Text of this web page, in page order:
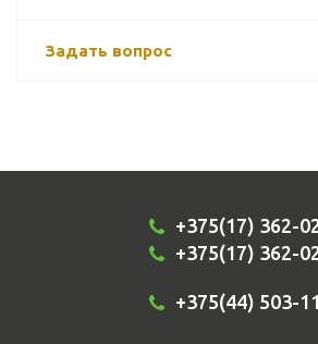
Задать вопрос
+375(17) 362-
+375(17) 362-
+375(44) 503-